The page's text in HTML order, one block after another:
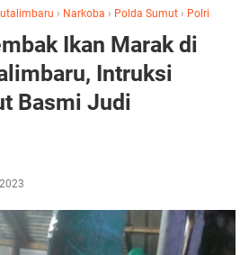
› Narkoba › Polda Sumut › Polri
Ikan Marak di
Intruksi
Basmi Judi